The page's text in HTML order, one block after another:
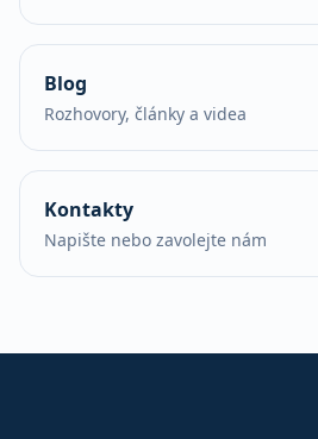
Blog
Rozhovory, články a videa
Kontakty
Napište nebo zavolejte nám